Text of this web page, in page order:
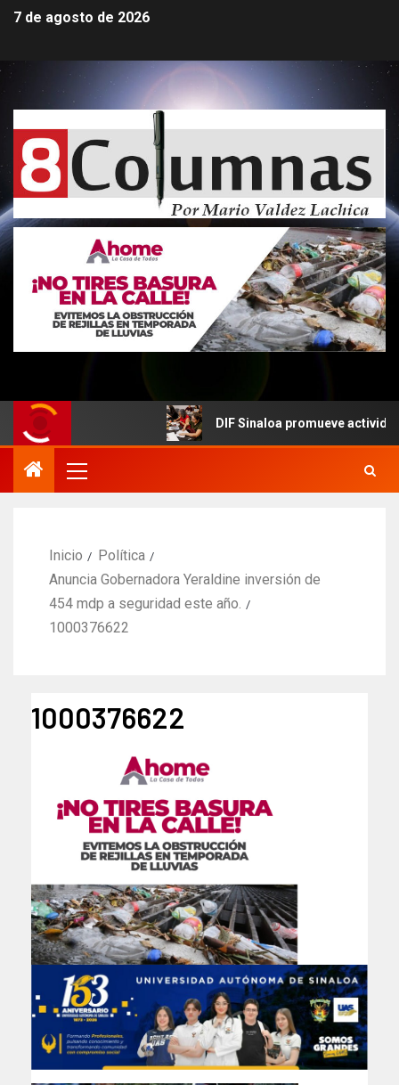
7 de agosto de 2026
DIF Sinaloa promueve actividades
Inicio
Política
Anuncia Gobernadora Yeraldine inversión de
454 mdp a seguridad este año.
1000376622
1000376622